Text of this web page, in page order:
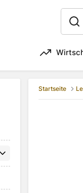
Startseite